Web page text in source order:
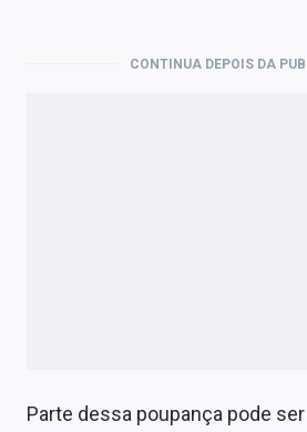
CONTINUA DEPOIS DA
Parte dessa poupança pode